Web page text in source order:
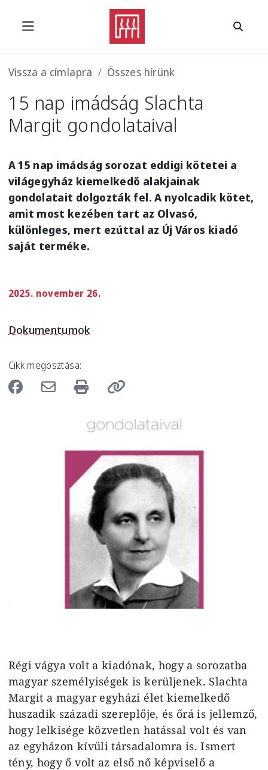
Morzsa
Vissza a címlapra Összes hírünk
15 nap imádság Slachta
Margit gondolataival
A 15 nap imádság sorozat eddigi kötetei a
világegyház kiemelkedő alakjainak
gondolatait dolgozták fel. A nyolcadik kötet,
amit most kezében tart az Olvasó,
különleges, mert ezúttal az Új Város kiadó
saját terméke.
2025. november 26.
Dokumentumok
Cikk megosztása:
Régi vágya volt a kiadónak, hogy a sorozatba
magyar személyiségek is kerüljenek. Slachta
Margit a magyar egyházi élet kiemelkedő
huszadik századi szereplője, és őrá is jellemző,
hogy lelkisége közvetlen hatással volt és van
az egyházon kívüli társadalomra is. Ismert
tény, hogy ő volt az első nő képviselő a